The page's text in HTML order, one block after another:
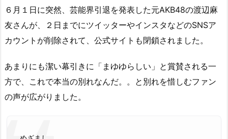
６月１日に突然、芸能界引退を発表した元AKB48の渡辺麻
友さんが、２日までにツイッターやインスタなどのSNSア
カウントが削除されて、公式サイトも閉鎖されました。
あまりにも潔い幕引きに「まゆゆらしい」と賞賛される一
方で、これで本当の別れなんだ。。と別れを惜しむファン
の声が広がりました。